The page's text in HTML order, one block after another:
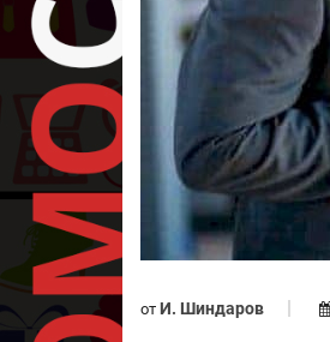
от И. Шиндаров